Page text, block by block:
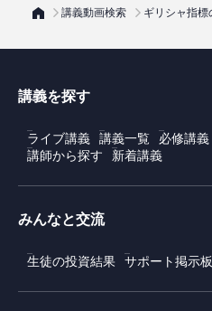
講義動画検索 ギリシャ指標
講義を探す
ライブ講義 講義一覧 必修講義
講師から探す
新着講義
みんなと交流
生徒の投資結果 サポート掲示板